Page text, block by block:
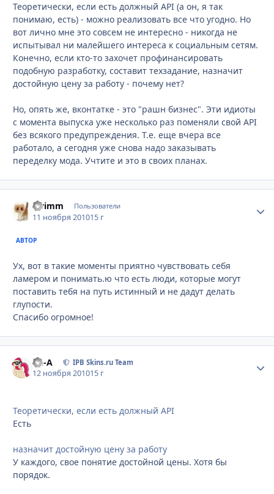
Теоретически, если есть должный API (а он, я так
понимаю, есть) - можно реализовать все что угодно. Но
вот лично мне это совсем не интересно - никогда не
испытывал ни малейшего интереса к социальным сетям.
Конечно, если кто-то захочет профинансировать
подобную разработку, составит техзадание, назначит
достойную цену за работу - почему нет?
Но, опять же, вконтатке - это "рашн бизнес". Эти идиоты
с момента выпуска уже несколько раз поменяли свой API
без всякого предупреждения. Т.е. еще вчера все
работало, а сегодня уже снова надо заказывать
переделку мода. Учтите и это в своих планах.
swimm Пользователи
11 ноября 201015 г
АВТОР
Ух, вот в такие моменты приятно чувствовать себя
ламером и понимать.ю что есть люди, которые могут
поставить тебя на путь истинный и не дадут делать
глупости.
Спасибо огромное!
Ph-A IPB Skins.ru Team
12 ноября 201015 г
Теоретически, если есть должный API
Есть
назначит достойную цену за работу
У каждого, свое понятие достойной цены. Хотя бы
порядок.